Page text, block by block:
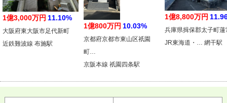
1億3,000万円 11.10%
大阪府東大阪市足代新町
近鉄難波線 布施駅
1億800万円 10.03%
京都府京都市東山区祇園
町…
京阪本線 祇園四条駅
1億8,800万円
兵庫県揖保郡太子町蓮
JR東海道・… 網干駅